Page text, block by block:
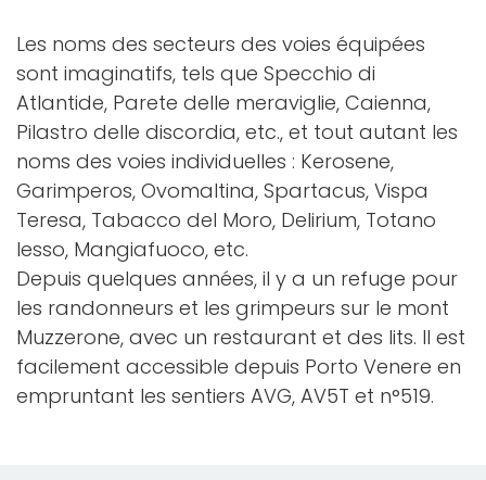
Les noms des secteurs des voies équipées
sont imaginatifs, tels que Specchio di
Atlantide, Parete delle meraviglie, Caienna,
Pilastro delle discordia, etc., et tout autant les
noms des voies individuelles : Kerosene,
Garimperos, Ovomaltina, Spartacus, Vispa
Teresa, Tabacco del Moro, Delirium, Totano
lesso, Mangiafuoco, etc.
Depuis quelques années, il y a un refuge pour
les randonneurs et les grimpeurs sur le mont
Muzzerone, avec un restaurant et des lits. Il est
facilement accessible depuis Porto Venere en
empruntant les sentiers AVG, AV5T et n°519.